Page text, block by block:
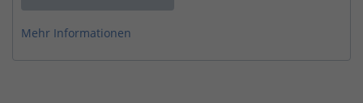
Mehr Informationen